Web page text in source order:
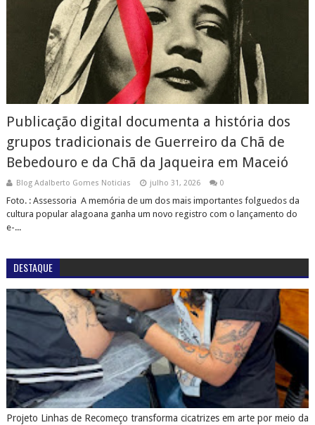
Publicação digital documenta a história dos
grupos tradicionais de Guerreiro da Chã de
Bebedouro e da Chã da Jaqueira em Maceió
Blog Adalberto Gomes Noticias julho 31, 2026 0
Foto. : Assessoria A memória de um dos mais importantes folguedos da
cultura popular alagoana ganha um novo registro com o lançamento do
e-...
DESTAQUE
Projeto Linhas de Recomeço transforma cicatrizes em arte por meio da